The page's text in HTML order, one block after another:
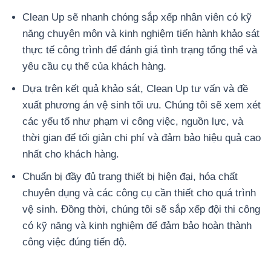
Clean Up sẽ nhanh chóng sắp xếp nhân viên có kỹ
năng chuyên môn và kinh nghiệm tiến hành khảo sát
thực tế công trình để đánh giá tình trạng tổng thể và
yêu cầu cụ thể của khách hàng.
Dựa trên kết quả khảo sát, Clean Up tư vấn và đề
xuất phương án vệ sinh tối ưu. Chúng tôi sẽ xem xét
các yếu tố như phạm vi công việc, nguồn lực, và
thời gian để tối giản chi phí và đảm bảo hiệu quả cao
nhất cho khách hàng.
Chuẩn bị đầy đủ trang thiết bị hiện đại, hóa chất
chuyên dụng và các công cụ cần thiết cho quá trình
vệ sinh. Đồng thời, chúng tôi sẽ sắp xếp đội thi công
có kỹ năng và kinh nghiệm để đảm bảo hoàn thành
công việc đúng tiến độ.